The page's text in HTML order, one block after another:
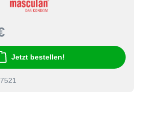
Jetzt bestellen!